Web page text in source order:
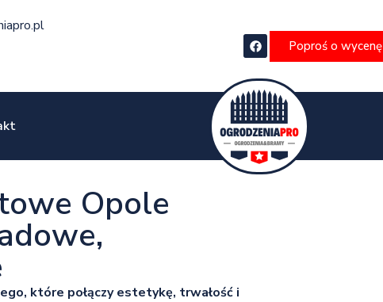
Poproś o wycenę
Opole
które połączy estetykę, trwałość i